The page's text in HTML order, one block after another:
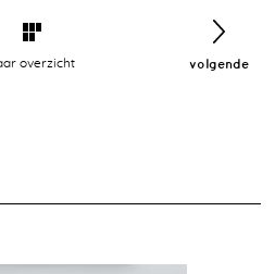
overzicht volgende